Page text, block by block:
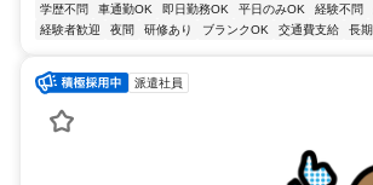
学歴不問
車通勤OK 即日勤務OK 平日のみOK 経験不問
経験者歓迎
夜間 研修あり ブランクOK 交通費支給 長
派遣社員